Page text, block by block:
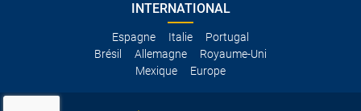
INTERNATIONAL
Espagne Italie
Portugal
Brésil
Allemagne
Royaume-Uni
Mexique
Europe